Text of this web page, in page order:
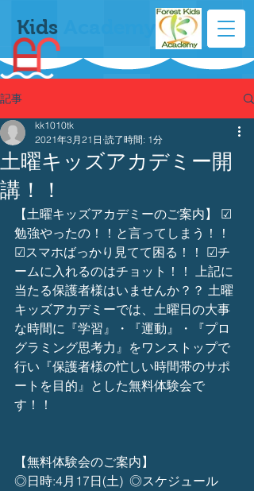
Kids
記事
土曜キッズアカデミー開
講！！
kk1010tk
2021年3月21日 読了時間: 1分
【土曜キッズアカデミーのご案内】 ☑
勉強やったの！！と言ってしまう！！
☑スマホばっかり見てて困る！！ ☑チ
ームに入れるのはチョット！！ 上記に
当たる保護者様はいませんか？？ 土曜
キッズアカデミーでは、土曜日の大事
な時間に『学習』・『運動』・『プロ
グラミング思考力』をワンストップで
行い『保護者様の忙しい時間帯のサポ
ートを目的』とした無料体験会で
す！！
【無料体験会のご案内】
◎日時:4月17日(土)  ◎スケジュール